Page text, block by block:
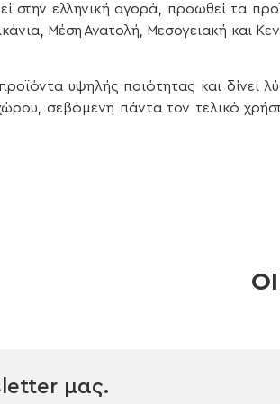
στην ελληνική αγορά, προωθεί τα
Μέση Ανατολή, Μεσογειακή και
υψηλής ποιότητας και δίνει
σεβόμενη πάντα τον τελικό
μας.